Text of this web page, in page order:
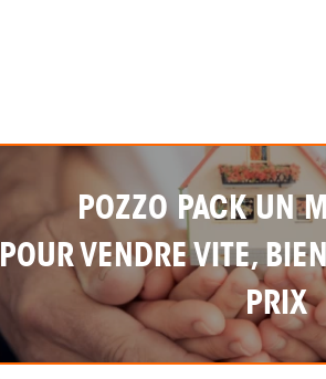
POZZO PACK UN
POUR VENDRE VITE,
PRIX